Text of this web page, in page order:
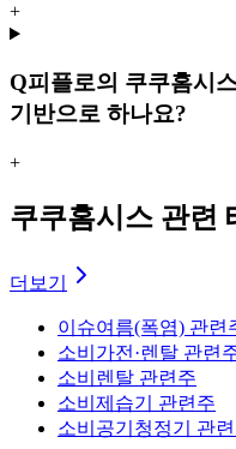
+
Q피플로의 쿠쿠홈시
기반으로 하나요?
+
쿠쿠홈시스 관련
더보기
이슈여름(폭염) 관련
소비 가전·렌탈 관련
소비 렌탈 관련주
소비 제습기 관련주
소비 공기청정기 관